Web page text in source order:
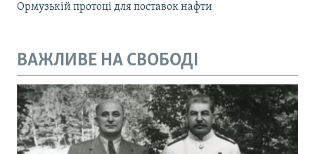
Ормузькій протоці для поставок нафти
ВАЖЛИВЕ НА СВОБОДІ